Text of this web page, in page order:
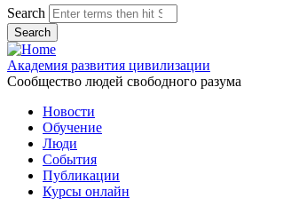
Search
Академия развития цивилизации
Сообщество людей свободного разума
Новости
Обучение
Люди
События
Публикации
Курсы онлайн